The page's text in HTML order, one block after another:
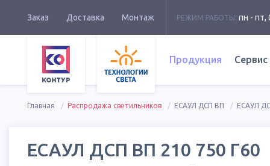
Заказ Доставка Монтаж РЕЖИМ РАБОТЫ: пн - пт,
Продукция Сервис
Главная Распродажа светильников ЕСАУЛ ДСП ВП ЕСАУЛ
ЕСАУЛ ДСП ВП 210 750 Г60